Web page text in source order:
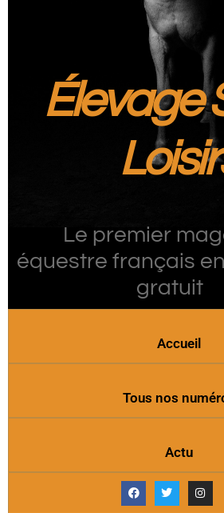
Élevage
Le premier
équestre français
gratuit
Accueil
Tous nos
Actu